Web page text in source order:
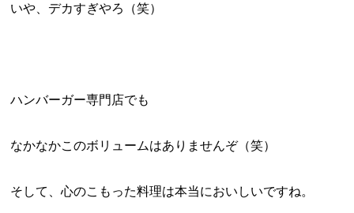
いや、デカすぎやろ（笑）
ハンバーガー専門店でも
なかなかこのボリュームはありませんぞ（笑）
そして、心のこもった料理は本当においしいですね。